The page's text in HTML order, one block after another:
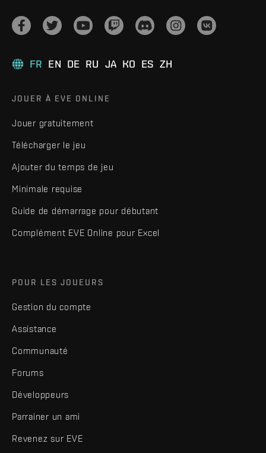
FR EN DE RU JA KO ES ZH
JOUER À EVE ONLINE
Jouer gratuitement
Télécharger le jeu
Ajouter du temps de jeu
Minimale requise
Guide de démarrage pour débutant
Complément EVE Online pour Excel
POUR LES JOUEURS
Gestion du compte
Assistance
Communauté
Forums
Développeurs
Parrainer un ami
Revenez sur EVE